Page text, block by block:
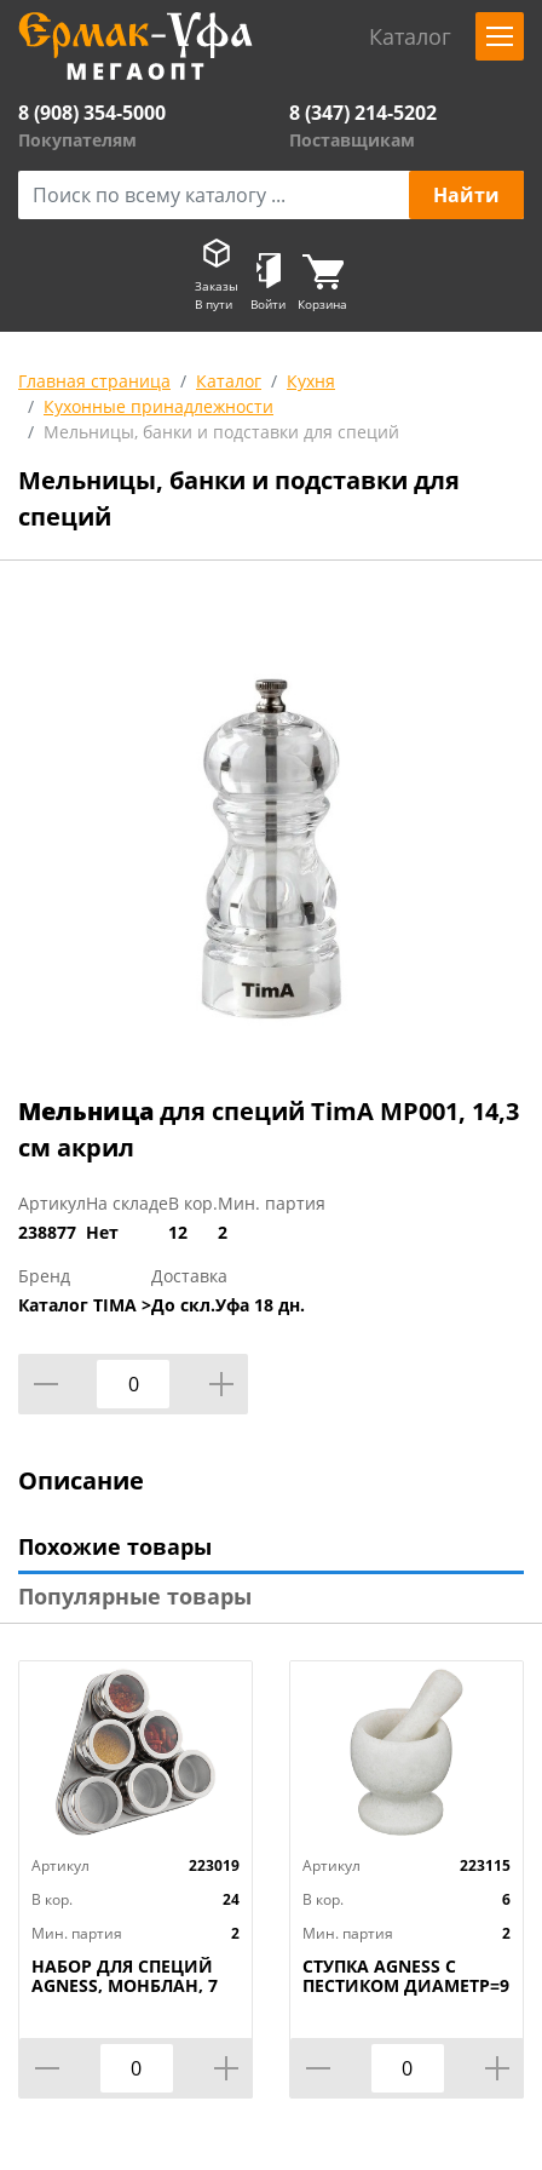
Каталог
8 (908) 354-5000
Покупателям
8 (347) 214-5202
Поставщикам
Заказы
В пути
Войти Корзина
Главная страница Каталог
Кухня
Кухонные принадлежности
Мельницы, банки и подставки для специй
Мельницы, банки и подставки для
специй
Мельницадля специй TimA МP001, 14,3
см акрил
Артикул
238877
На складе
Нет
В кор.
12
Мин. партия
2
Бренд
Каталог TIMA >
Доставка
До скл.Уфа 18 дн.
Описание
Похожие товары
Популярные товары
Артикул
223019
В кор.
24
Мин. партия
2
НАБОР ДЛЯ СПЕЦИЙ
AGNESS, МОНБЛАН, 7
20*22*5 СМ,
КОР=24НАБ.
Артикул
223115
В кор.
6
Мин. партия
2
СТУПКА AGNESS С
ПЕСТИКОМ ДИАМЕТР=9